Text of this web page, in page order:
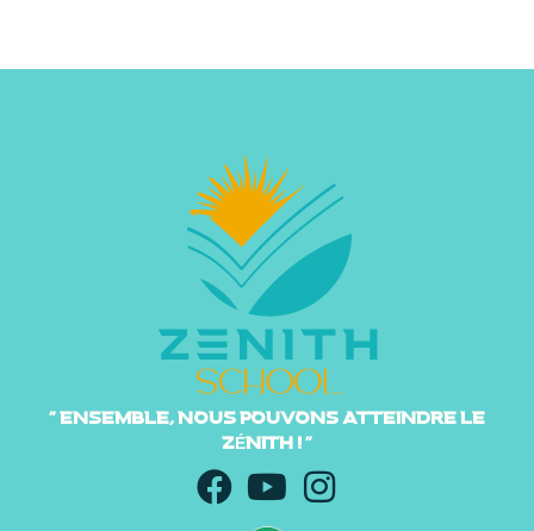
" ENSEMBLE, NOUS POUVONS ATTEINDRE LE
ZÉNITH ! "